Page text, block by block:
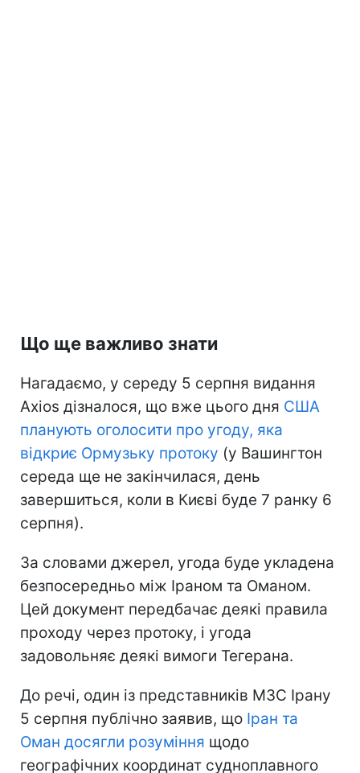
Що ще важливо знати
Нагадаємо, у середу 5 серпня видання
Axios дізналося, що вже цього дня США
планують оголосити про угоду, яка
відкриє Ормузьку протоку (у Вашингтон
середа ще не закінчилася, день
завершиться, коли в Києві буде 7 ранку 6
серпня).
За словами джерел, угода буде укладена
безпосередньо між Іраном та Оманом.
Цей документ передбачає деякі правила
проходу через протоку, і угода
задовольняє деякі вимоги Тегерана.
До речі, один із представників МЗС Ірану
5 серпня публічно заявив, що Іран та
Оман досягли розуміння щодо
географічних координат судноплавного